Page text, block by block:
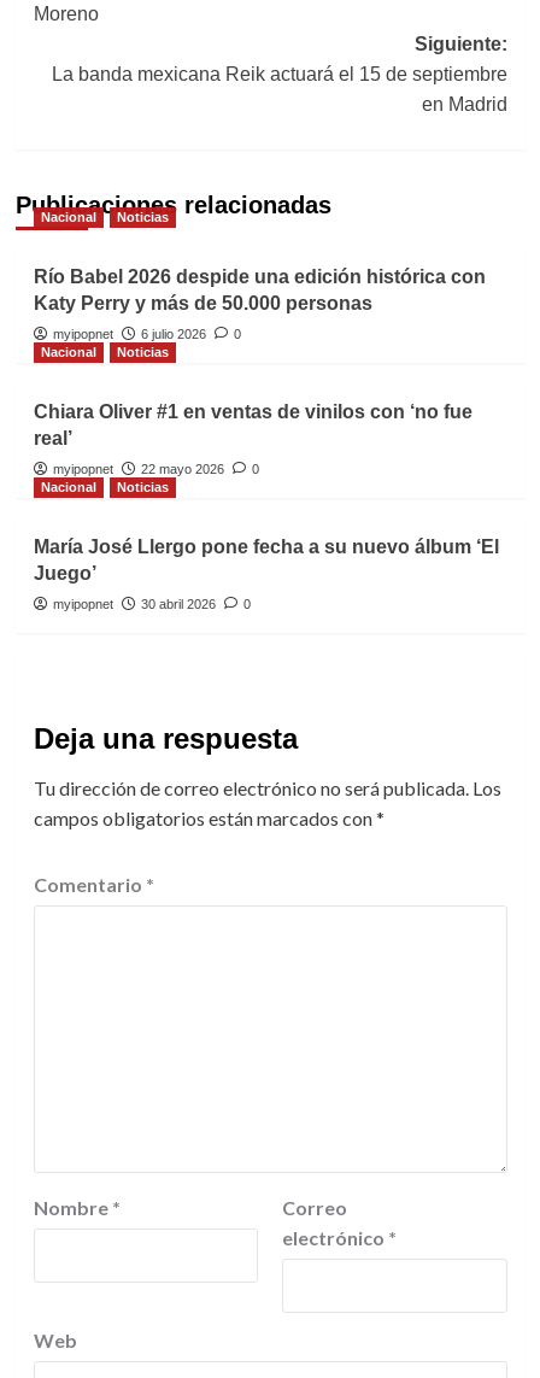
Moreno
Siguiente:
La banda mexicana Reik actuará el 15 de septiembre
en Madrid
Publicaciones relacionadas
Nacional Noticias
Río Babel 2026 despide una edición histórica con
Katy Perry y más de 50.000 personas
myipopnet 6 julio 2026
0
Nacional
Noticias
Chiara Oliver #1 en ventas de vinilos con ‘no fue
real’
myipopnet 22 mayo 2026
0
Nacional
Noticias
María José Llergo pone fecha a su nuevo álbum ‘El
Juego’
myipopnet 30 abril 2026 0
Deja una respuesta
Tu dirección de correo electrónico no será publicada. Los
campos obligatorios están marcados con*
Comentario *
Nombre *
Correo
electrónico *
Web